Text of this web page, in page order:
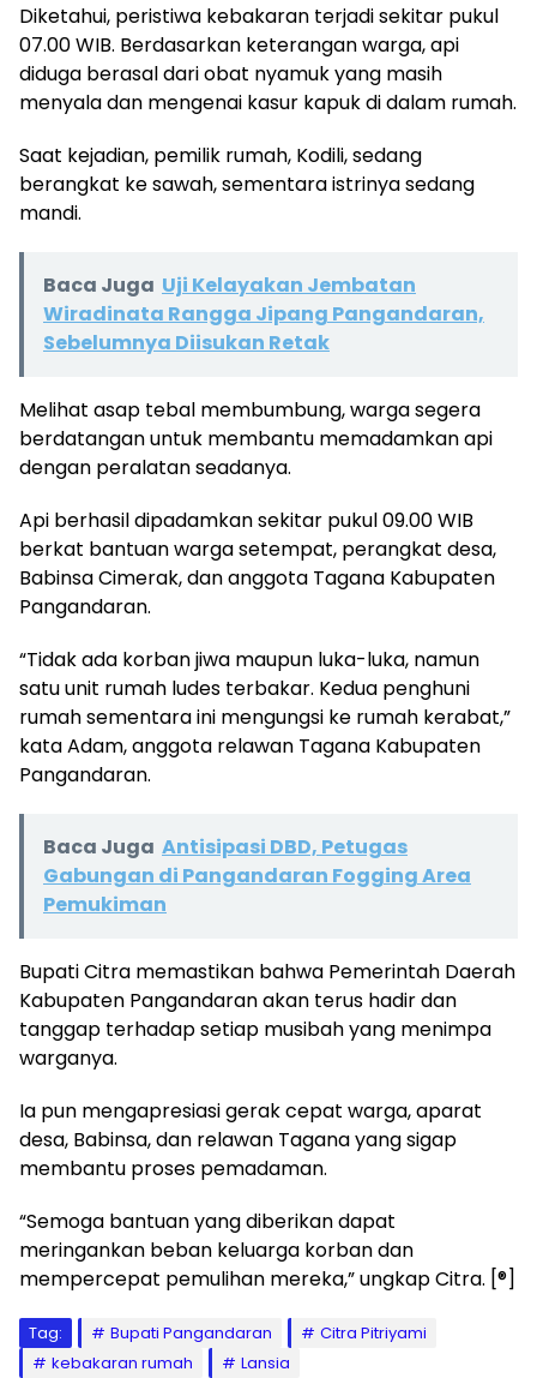
Diketahui, peristiwa kebakaran terjadi sekitar pukul
07.00 WIB. Berdasarkan keterangan warga, api
diduga berasal dari obat nyamuk yang masih
menyala dan mengenai kasur kapuk di dalam rumah.
Saat kejadian, pemilik rumah, Kodili, sedang
berangkat ke sawah, sementara istrinya sedang
mandi.
Baca Juga Uji Kelayakan Jembatan
Wiradinata Rangga Jipang Pangandaran,
Sebelumnya Diisukan Retak
Melihat asap tebal membumbung, warga segera
berdatangan untuk membantu memadamkan api
dengan peralatan seadanya.
Api berhasil dipadamkan sekitar pukul 09.00 WIB
berkat bantuan warga setempat, perangkat desa,
Babinsa Cimerak, dan anggota Tagana Kabupaten
Pangandaran.
“Tidak ada korban jiwa maupun luka-luka, namun
satu unit rumah ludes terbakar. Kedua penghuni
rumah sementara ini mengungsi ke rumah kerabat,”
kata Adam, anggota relawan Tagana Kabupaten
Pangandaran.
Baca Juga Antisipasi DBD, Petugas
Gabungan di Pangandaran Fogging Area
Pemukiman
Bupati Citra memastikan bahwa Pemerintah Daerah
Kabupaten Pangandaran akan terus hadir dan
tanggap terhadap setiap musibah yang menimpa
warganya.
Ia pun mengapresiasi gerak cepat warga, aparat
desa, Babinsa, dan relawan Tagana yang sigap
membantu proses pemadaman.
“Semoga bantuan yang diberikan dapat
meringankan beban keluarga korban dan
mempercepat pemulihan mereka,” ungkap Citra. [®]
Tag: Bupati Pangandaran
Citra Pitriyami
kebakaran rumah
Lansia